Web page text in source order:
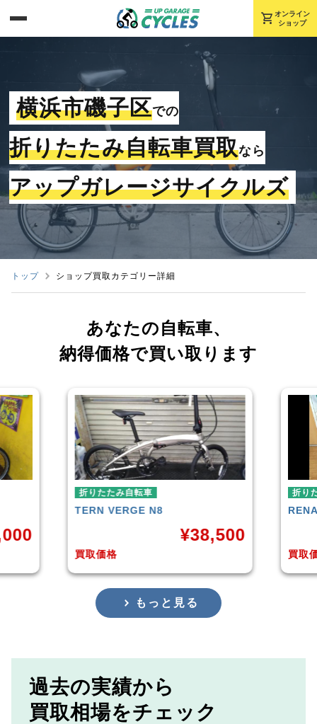
shopping_cart オンライン
ショップ
横浜市磯子区での
折りたたみ自転車買取なら
アップガレージサイクルズ
トップ ショップ買取カテゴリー詳細
あなたの自転車、
納得価格で買い取ります
折りたたみ自転車
RENAULTLIGHT-8 AL-FDB140
買取価格
¥16,799
折り
R＆M
買取
もっと見る
過去の実績から
買取相場をチェック